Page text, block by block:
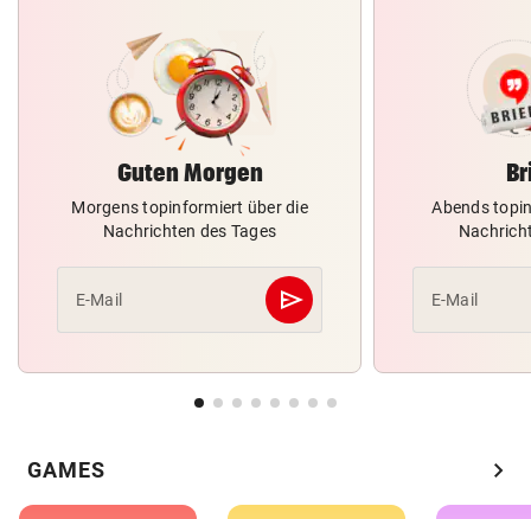
Guten Morgen
Morgens topinformiert über die
Nachrichten des Tages
E-Mail send
Abschicken
Abends
E-Mail
GAMES chevron_right